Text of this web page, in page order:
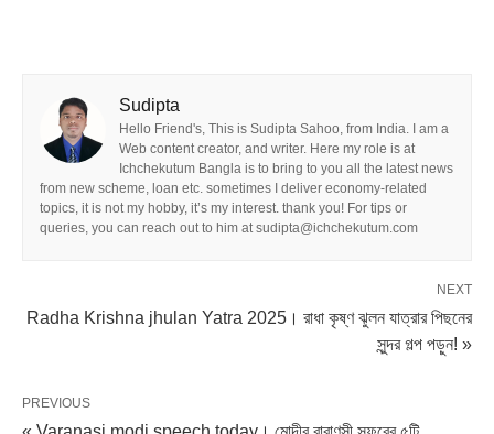
Sudipta
Hello Friend's, This is Sudipta Sahoo, from India. I am a
Web content creator, and writer. Here my role is at
Ichchekutum Bangla is to bring to you all the latest news
from new scheme, loan etc. sometimes I deliver economy-related
topics, it is not my hobby, it’s my interest. thank you! For tips or
queries, you can reach out to him at sudipta@ichchekutum.com
NEXT
Radha Krishna jhulan Yatra 2025। রাধা কৃষ্ণ ঝুলন যাত্রার পিছনের
সুন্দর গল্প পড়ুন! »
PREVIOUS